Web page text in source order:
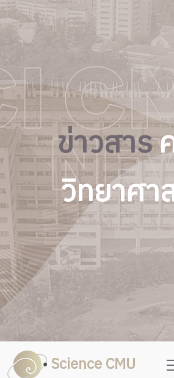
ข่าวสาร
วิทยาศา
Science CMU